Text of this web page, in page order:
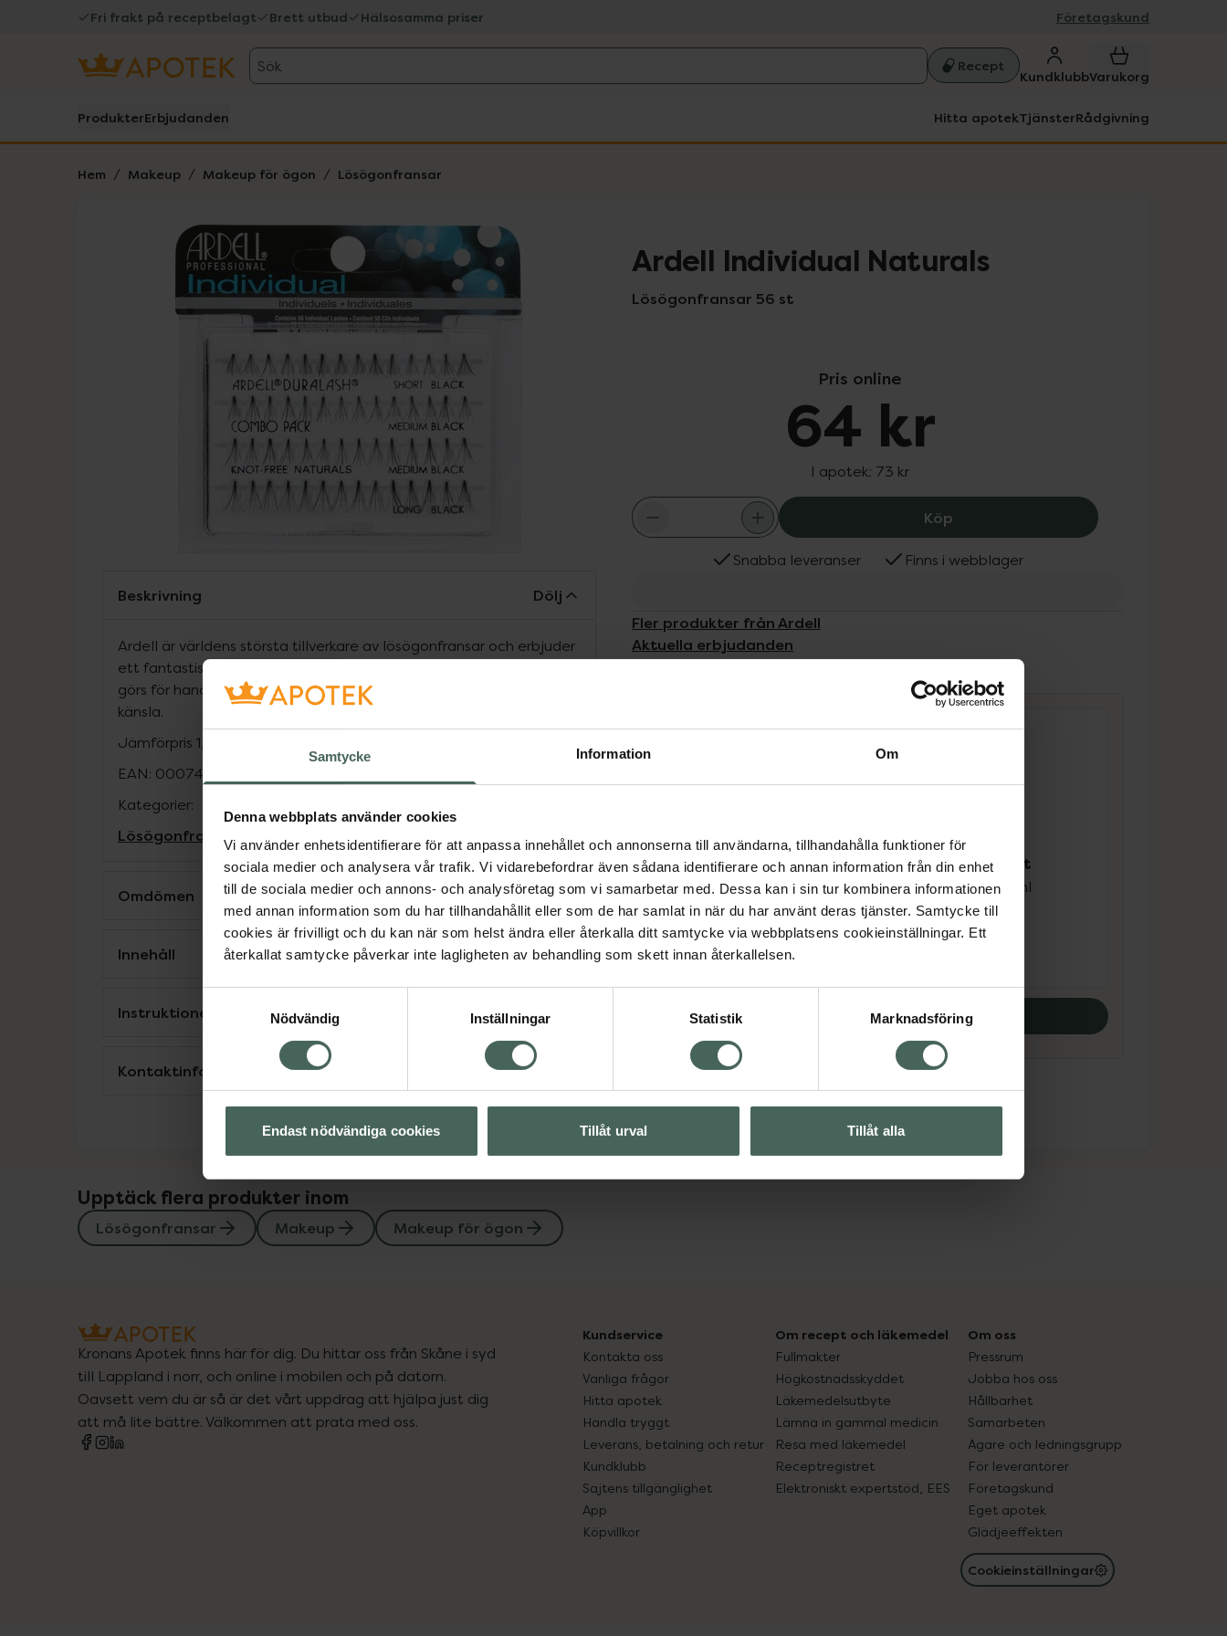
Samtycke Information Om
Denna webbplats använder cookies
Vi använder enhetsidentifierare för att anpassa innehållet och annonserna till användarna, tillhandahålla funktioner för
sociala medier och analysera vår trafik. Vi vidarebefordrar även sådana identifierare och annan information från din enhet
till de sociala medier och annons- och analysföretag som vi samarbetar med. Dessa kan i sin tur kombinera informationen
med annan information som du har tillhandahållit eller som de har samlat in när du har använt deras tjänster. Samtycke till
cookies är frivilligt och du kan när som helst ändra eller återkalla ditt samtycke via webbplatsens cookieinställningar. Ett
återkallat samtycke påverkar inte lagligheten av behandling som skett innan återkallelsen.
Nödvändig
Inställningar Statistik Marknadsföring
Endast nödvändiga cookies Tillåt urval Tillåt alla
Fri frakt på receptbelagt Brett utbud Hälsosamma priser Företagskund
Sök Recept
KundklubbVarukorg
ProdukterErbjudanden Hitta apotekTjänsterRådgivning
Hem Makeup Makeup för ögon Lösögonfransar
Lista: . Innehåller 1 objekt.
Hoppa över Lista
Ardell Individual Naturals
Lösögonfransar 56 st
Pris online
64 kr
I apotek: 73 kr
Köp Ardell Individual Naturals, 64 kr.
Snabba leveranser Finns i webblager
Fler produkter från Ardell
Aktuella erbjudanden
Köps ofta tillsammans
4.7 av 5 i omdöme
Ardell Individual
Naturals
Lösögonfransar 56 st
Pris online
64 kr
4.3 av 5 i omdöme
Coloran Brunsvart
Ögonbrynsfärg 8 ml
Pris online
152 kr Köp båda
Beskrivning Dölj
Ardell är världens största tillverkare av lösögonfransar och erbjuder
ett fantastiskt utbud av lösögonfransar med hög kvalité. Fransarna
görs för hand och av äkta hår, för en professionell och naturlig
känsla.
Jämförpris 1,43 kr
EAN: 00074764650634
Kategorier:
Lösögonfransar Makeup Makeup för ögon
Omdömen Visa
Innehåll Visa
Instruktioner Visa
Kontaktinfo tillverkare Visa
Upptäck flera produkter inom
Lösögonfransar Makeup Makeup för ögon
Kronans Apotek finns här för dig. Du hittar oss från Skåne i syd
till Lappland i norr, och online i mobilen och på datorn.
Oavsett vem du är så är det vårt uppdrag att hjälpa just dig
att må lite bättre. Välkommen att prata med oss.
Kundservice
Kontakta oss
Vanliga frågor
Hitta apotek
Handla tryggt
Leverans, betalning och retur
Kundklubb
Sajtens tillgänglighet
App
Köpvillkor
Om recept och läkemedel
Fullmakter
Högkostnadsskyddet
Läkemedelsutbyte
Lämna in gammal medicin
Resa med läkemedel
Receptregistret
Elektroniskt expertstöd, EES
Om oss
Pressrum
Jobba hos oss
Hållbarhet
Samarbeten
Ägare och ledningsgrupp
För leverantörer
Företagskund
Eget apotek
Glädjeeffekten
Cookieinställningar